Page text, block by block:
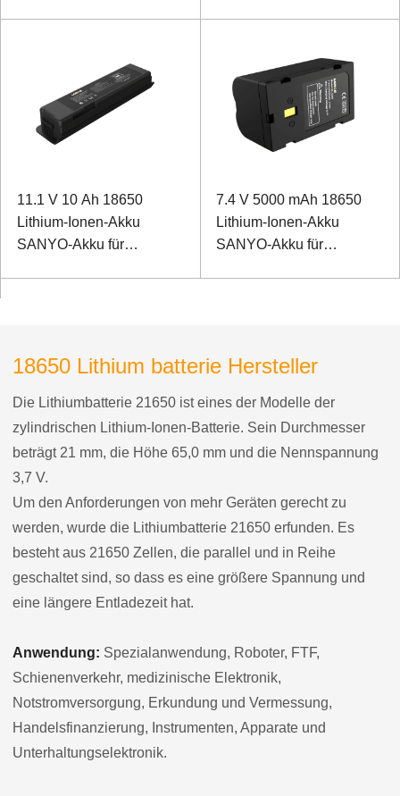
11.1 V 10 Ah 18650
Lithium-Ionen-Akku
SANYO-Akku für
7.4 V 5000 mAh 18650
Lithium-Ionen-Akku
SANYO-Akku für
18650 Lithium batterie Hersteller
Die Lithiumbatterie 21650 ist eines der Modelle der
zylindrischen Lithium-Ionen-Batterie. Sein Durchmesser
beträgt 21 mm, die Höhe 65,0 mm und die Nennspannung
3,7 V.
Um den Anforderungen von mehr Geräten gerecht zu
werden, wurde die Lithiumbatterie 21650 erfunden. Es
besteht aus 21650 Zellen, die parallel und in Reihe
geschaltet sind, so dass es eine größere Spannung und
eine längere Entladezeit hat.
Anwendung: Spezialanwendung, Roboter, FTF,
Schienenverkehr, medizinische Elektronik,
Notstromversorgung, Erkundung und Vermessung,
Handelsfinanzierung, Instrumenten, Apparate und
Unterhaltungselektronik.